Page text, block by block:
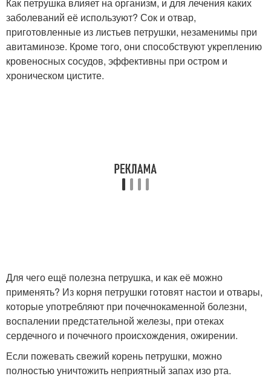
Как петрушка влияет на организм, и для лечения каких
заболеваний её используют? Сок и отвар,
приготовленные из листьев петрушки, незаменимы при
авитаминозе. Кроме того, они способствуют укреплению
кровеносных сосудов, эффективны при остром и
хроническом цистите.
Для чего ещё полезна петрушка, и как её можно
применять? Из корня петрушки готовят настои и отвары,
которые употребляют при почечнокаменной болезни,
воспалении предстательной железы, при отеках
сердечного и почечного происхождения, ожирении.
Если пожевать свежий корень петрушки, можно
полностью уничтожить неприятный запах изо рта.